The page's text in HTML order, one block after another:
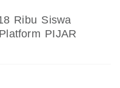
Ribu Siswa
PIJAR